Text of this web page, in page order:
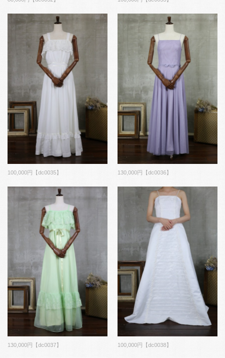
100,000円【dc0035】 130,000円【dc0036】
130,000円【dc0037】 100,000円【dc0038】